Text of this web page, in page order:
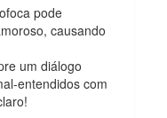
pode
causando
um diálogo
entendidos com